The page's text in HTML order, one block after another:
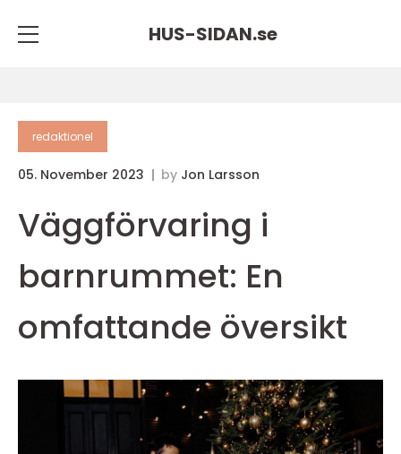
HUS-SIDAN.se
redaktionel
05. November 2023 by Jon Larsson
Väggförvaring i
barnrummet: En
omfattande översikt